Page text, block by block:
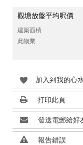
觀塘放盤平均呎價
建築面積
此物業
加入到我的心
打印此頁
發送電郵給好
報告錯誤